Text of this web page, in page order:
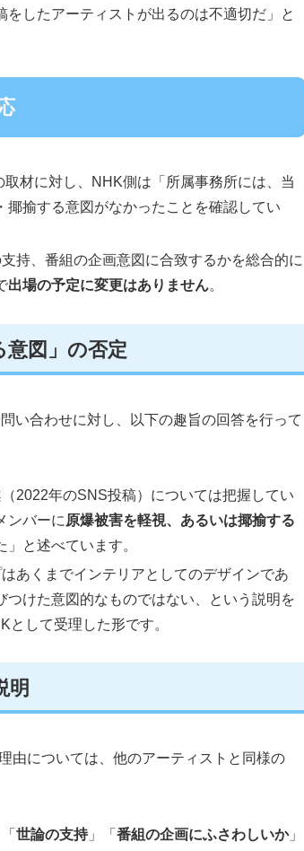
をしたアーティストが出るのは不適切だ」と
取材に対し、NHK側は「所属事務所には、当
揶揄する意図がなかったことを確認してい
持、番組の企画意図に合致するかを総合的に
出場の予定に変更はありません。
意図」の否定
い合わせに対し、以下の趣旨の回答を行って
（2022年のSNS投稿）については把握してい
ンバーに原爆被害を軽視、あるいは揶揄する
」と述べています。
あくまでインテリアとしてのデザインであ
つけた意図的なものではない、という説明を
として受理した形です。
明
由については、他のアーティストと同様の
「世論の支持」「番組の企画にふさわしいか」